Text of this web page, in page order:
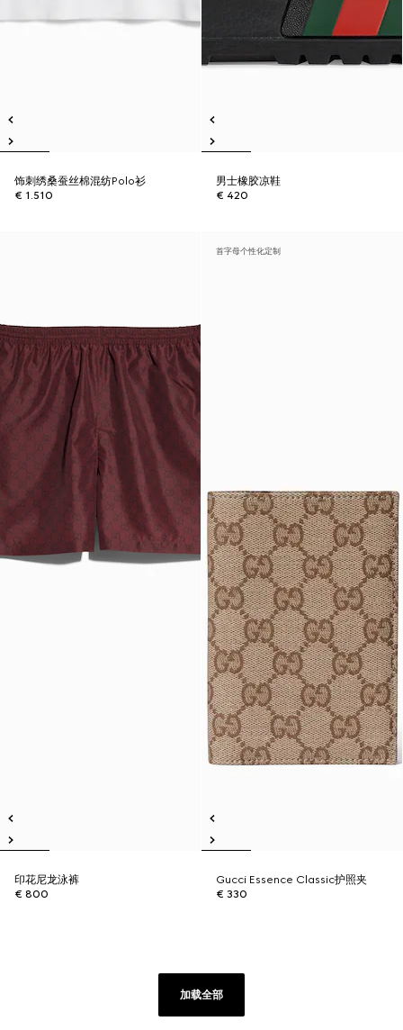
饰刺绣桑蚕丝棉混纺Polo衫
€ 1.510
男士橡胶凉鞋
€ 420
印花尼龙泳裤
€ 800
首字母个性化定制
Gucci Essence Classic护照夹
€ 330
加载全部